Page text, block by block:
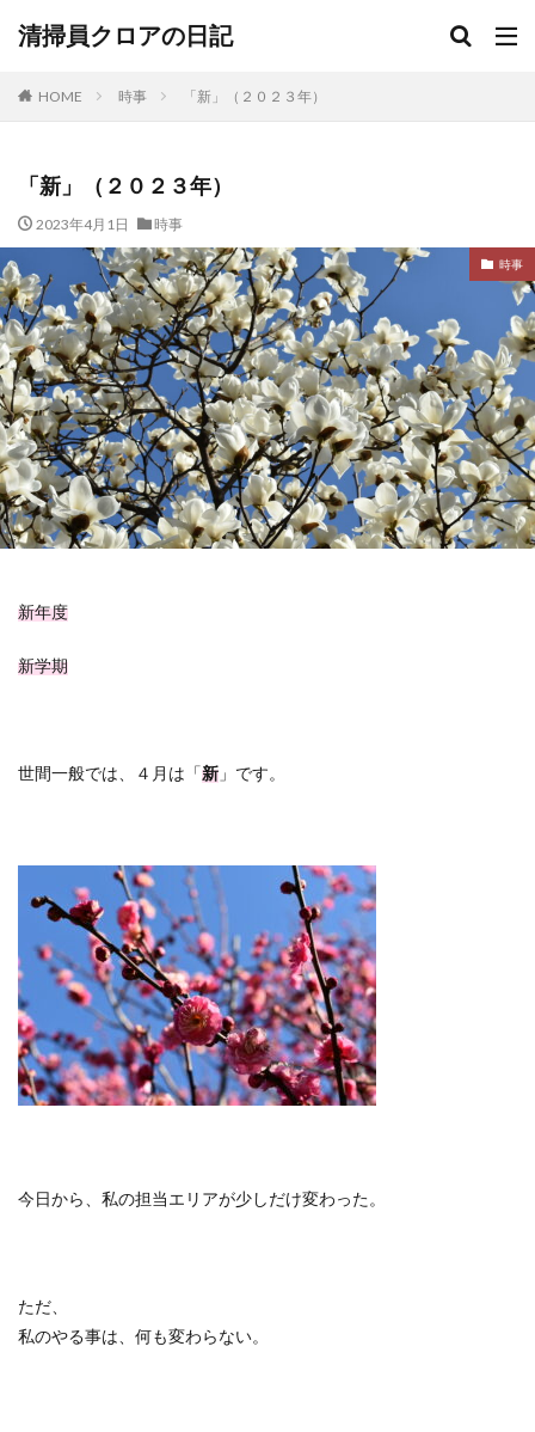
清掃員クロアの日記
HOME 時事 「新」（２０２３年）
「新」（２０２３年）
2023年4月1日 時事
時事
新年度
新学期
世間一般では、４月は「新 」です。
今日から、私の担当エリアが少しだけ変わった。
ただ、
私のやる事は、何も変わらない。